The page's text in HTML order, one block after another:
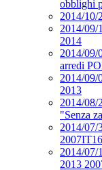
obblighi
2014/10/
2014/09/
2014
2014/09/
arredi
2014/09/
2013
2014/08/
"Senza
2014/07/
2014/07/
2013